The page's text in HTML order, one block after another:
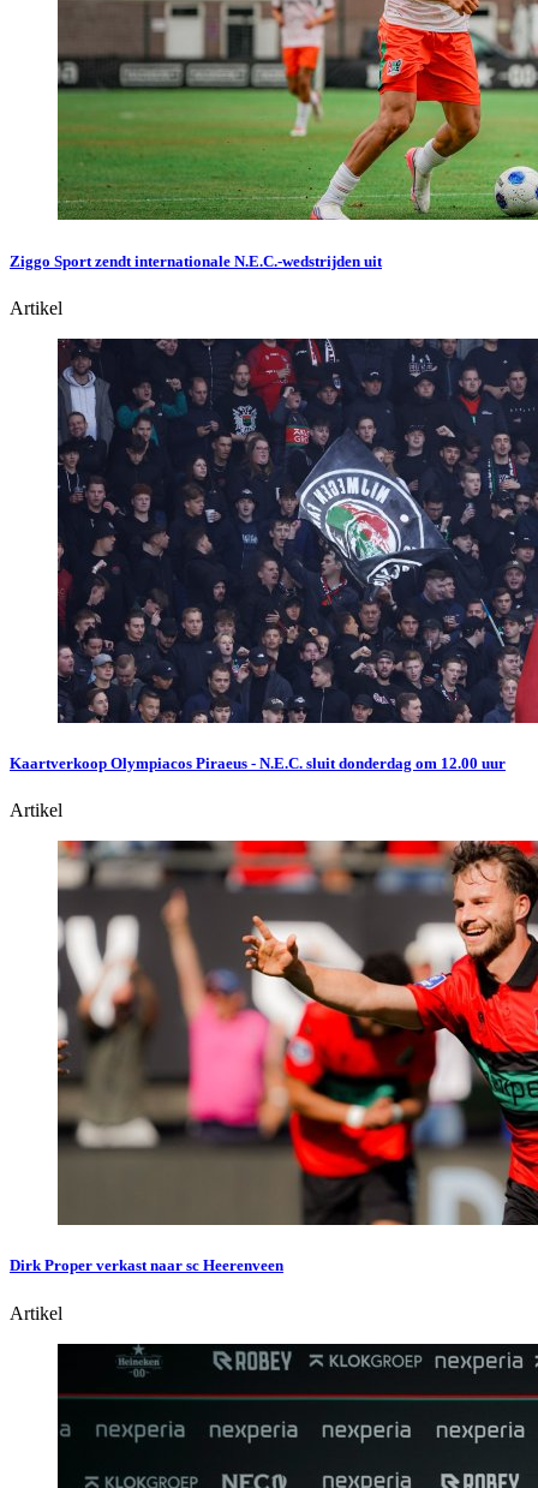
Ziggo Sport zendt internationale N.E.C.-wedstrijden uit
Artikel
Kaartverkoop Olympiacos Piraeus - N.E.C. sluit donderdag om 12.00 uur
Artikel
Dirk Proper verkast naar sc Heerenveen
Artikel